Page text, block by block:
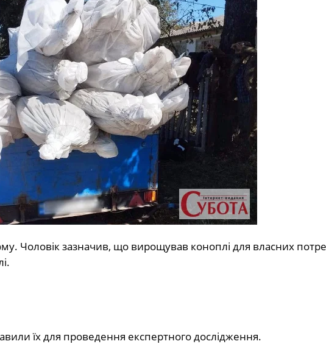
Чоловік зазначив, що вирощував коноплі для власних
їх для проведення експертного дослідження.